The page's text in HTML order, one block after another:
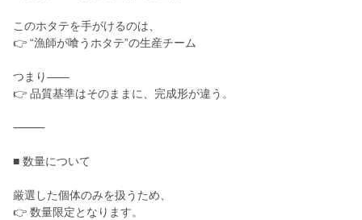
このホタテを手がけるのは、
👉 “漁師が喰うホタテ”の生産チーム
つまり——
👉 品質基準はそのままに、完成形が違う。
⸻
■ 数量について
厳選した個体のみを扱うため、
👉 数量限定となります。